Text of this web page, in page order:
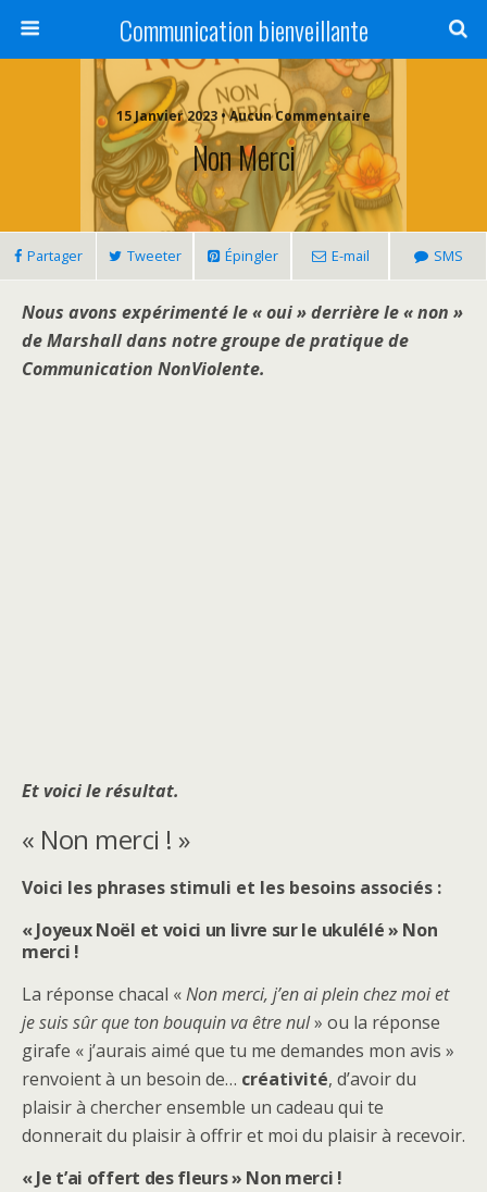
Communication bienveillante
15 Janvier 2023 • Aucun Commentaire
Non Merci
Partager Tweeter Épingler E-mail SMS
Nous avons expérimenté le « oui » derrière le « non »
de Marshalldans notre groupe de pratique de
Communication NonViolente.
Et voici le résultat.
« Non merci ! »
Voici les phrases stimuli et les besoins associés :
« Joyeux Noël et voici un livre sur le ukulélé » Non
merci !
La réponse chacal «Non merci, j’en ai plein chez moi et
je suis sûr que ton bouquin va être nul» ou la réponse
girafe « j’aurais aimé que tu me demandes mon avis »
renvoient à un besoin de… créativité, d’avoir du
plaisir à chercher ensemble un cadeau qui te
donnerait du plaisir à offrir et moi du plaisir à recevoir.
« Je t’ai offert des fleurs » Non merci !